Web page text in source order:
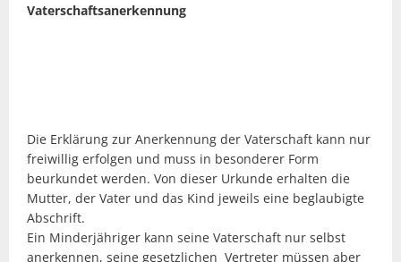
Vaterschaftsanerkennung
Die Erklärung zur Anerkennung der Vaterschaft kann nur
freiwillig erfolgen und muss in besonderer Form
beurkundet werden. Von dieser Urkunde erhalten die
Mutter, der Vater und das Kind jeweils eine beglaubigte
Abschrift.
Ein Minderjähriger kann seine Vaterschaft nur selbst
anerkennen, seine gesetzlichen Vertreter müssen aber